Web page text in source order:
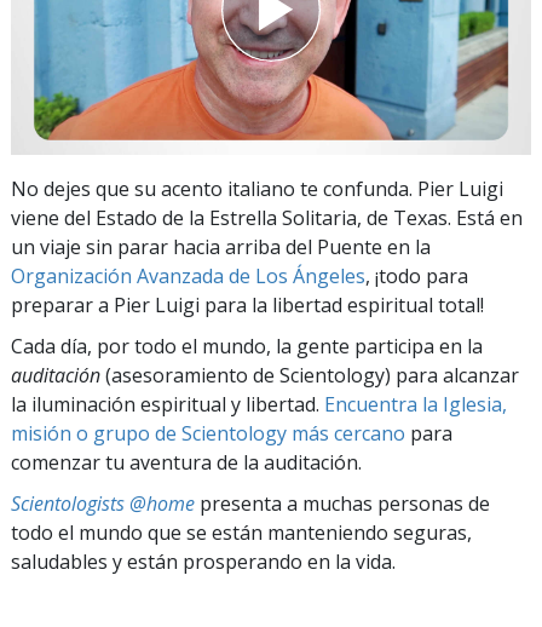
No dejes que su acento italiano te confunda. Pier Luigi
viene del Estado de la Estrella Solitaria, de Texas. Está en
un viaje sin parar hacia arriba del Puente en la
Organización Avanzada de Los Ángeles, ¡todo para
preparar a Pier Luigi para la libertad espiritual total!
Cada día, por todo el mundo, la gente participa en la
auditación(asesoramiento de Scientology) para alcanzar
la iluminación espiritual y libertad. Encuentra la Iglesia,
misión o grupo de Scientology más cercano para
comenzar tu aventura de la auditación.
Scientologists @home presenta a muchas personas de
todo el mundo que se están manteniendo seguras,
saludables y están prosperando en la vida.